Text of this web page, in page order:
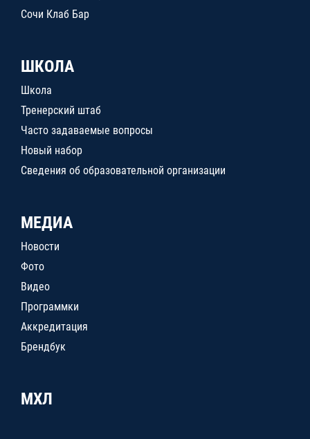
Сочи Клаб Бар
ШКОЛА
Школа
Тренерский штаб
Часто задаваемые вопросы
Новый набор
Сведения об образовательной организации
МЕДИА
Новости
Фото
Видео
Программки
Аккредитация
Брендбук
МХЛ